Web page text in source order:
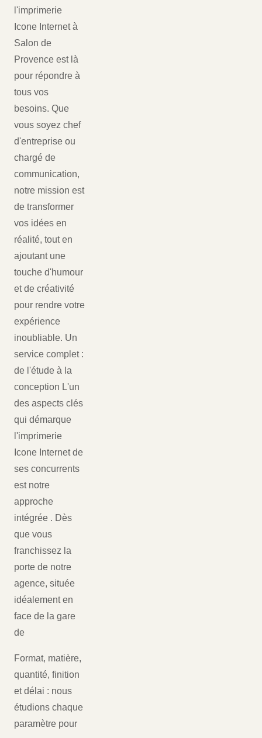
l'imprimerie
Icone Internet à
Salon de
Provence est là
pour répondre à
tous vos
besoins. Que
vous soyez chef
d'entreprise ou
chargé de
communication,
notre mission est
de transformer
vos idées en
réalité, tout en
ajoutant une
touche d'humour
et de créativité
pour rendre votre
expérience
inoubliable. Un
service complet :
de l'étude à la
conception L'un
des aspects clés
qui démarque
l'imprimerie
Icone Internet de
ses concurrents
est notre
approche
intégrée . Dès
que vous
franchissez la
porte de notre
agence, située
idéalement en
face de la gare
de
Format, matière,
quantité, finition
et délai : nous
étudions chaque
paramètre pour